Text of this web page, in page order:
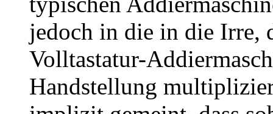
jedoch in die in die Irre,
Volltastatur-
Handstellung